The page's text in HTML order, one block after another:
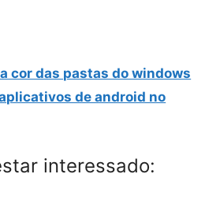
cor das pastas do windows
de android no
interessado: